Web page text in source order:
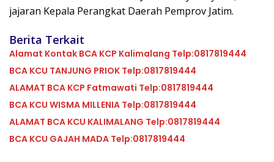
jajaran Kepala Perangkat Daerah Pemprov Jatim.
Berita Terkait
Alamat Kontak BCA KCP Kalimalang Telp:0817819444
BCA KCU TANJUNG PRIOK Telp:0817819444
ALAMAT BCA KCP Fatmawati Telp:0817819444
BCA KCU WISMA MILLENIA Telp:0817819444
ALAMAT BCA KCU KALIMALANG Telp:0817819444
BCA KCU GAJAH MADA Telp:0817819444